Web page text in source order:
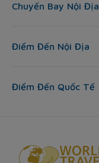
Chuyến Bay Nội Địa
Điểm Đến Nội Địa
Điểm Đến Quốc Tế